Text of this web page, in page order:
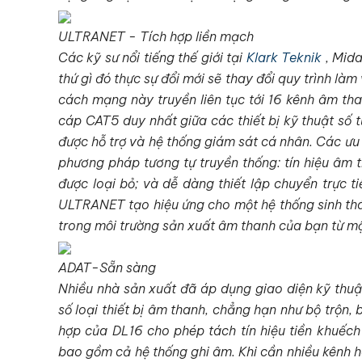
ULTRANET - Tích hợp liền mạch
Các kỹ sư nổi tiếng thế giới tại Klark Teknik ,
thứ gì đó thực sự đổi mới sẽ thay đổi quy trình
cách mạng này truyền liên tục tới 16 kênh âm
cáp CAT5 duy nhất giữa các thiết bị kỹ thuật số
được hỗ trợ và hệ thống giám sát cá nhân. Các
phương pháp tương tự truyền thống: tín hiệu âm
được loại bỏ; và dễ dàng thiết lập chuyển trực
ULTRANET tạo hiệu ứng cho một hệ thống sinh
trong môi trường sản xuất âm thanh của bạn từ
ADAT-Sẵn sàng
Nhiều nhà sản xuất đã áp dụng giao diện kỹ
số loại thiết bị âm thanh, chẳng hạn như bộ trộn,
hợp của DL16 cho phép tách tín hiệu tiền
bao gồm cả hệ thống ghi âm. Khi cần nhiều kênh